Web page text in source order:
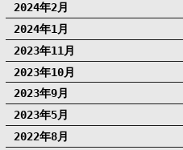
2024年2月
2024年1月
2023年11月
2023年10月
2023年9月
2023年5月
2022年8月